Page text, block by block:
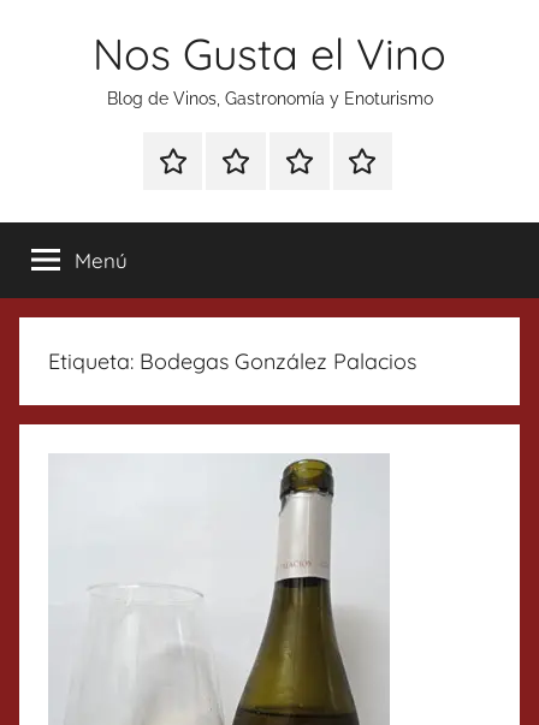
Nos Gusta el Vino
Blog de Vinos, Gastronomía y Enoturismo
Especial
Tonics
Enoturismo
Gastronomía
RankingContacto
Menú
Etiqueta: Bodegas González Palacios